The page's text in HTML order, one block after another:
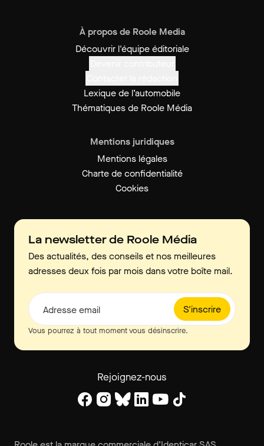
À propos de Roole Media
Découvrir l'équipe éditoriale
Lexique de l’automobile
Thématiques de Roole Média
Mentions juridiques
Mentions légales
Charte de confidentialité
Cookies
La newsletter de Roole Média
Des actualités, des conseils et nos meilleures
adresses deux fois par mois dans votre boîte mail.
S'inscrire
Adresse email
Vous pourrez à tout moment vous désinscrire.
Rejoignez-nous